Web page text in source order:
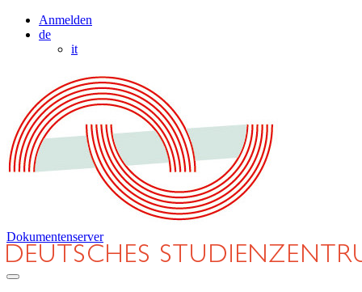
Anmelden
de
it
Dokumentenserver